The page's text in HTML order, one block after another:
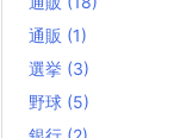
通販 (1)
選挙 (3)
野球 (5)